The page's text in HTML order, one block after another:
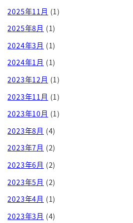
2025年11月 (1)
2025年8月 (1)
2024年3月 (1)
2024年1月 (1)
2023年12月 (1)
2023年11月 (1)
2023年10月 (1)
2023年8月 (4)
2023年7月 (2)
2023年6月 (2)
2023年5月 (2)
2023年4月 (1)
2023年3月 (4)